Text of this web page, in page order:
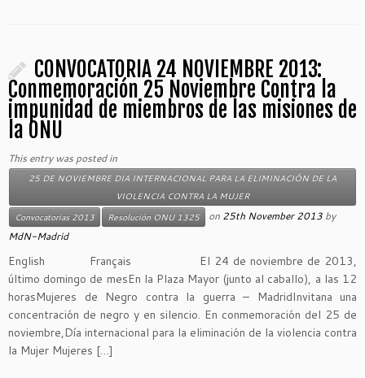
CONVOCATORIA 24 NOVIEMBRE 2013:
Conmemoración 25 Noviembre Contra la
impunidad de miembros de las misiones de
la ONU
This entry was posted in
25 DE NOVIEMBRE DIA INTERNACIONAL PARA LA ELIMINACIÓN DE LA
VIOLENCIA CONTRA LA MUJER
Convocatorias 2013
Resolución ONU 1325 on 25th November 2013 by
MdN-Madrid
English Français El 24 de noviembre de 2013,
último domingo de mesEn la Plaza Mayor (junto al caballo), a las 12
horasMujeres de Negro contra la guerra – MadridInvitana una
concentración de negro y en silencio. En conmemoración del 25 de
noviembre,Día internacional para la eliminación de la violencia contra
la Mujer Mujeres […]